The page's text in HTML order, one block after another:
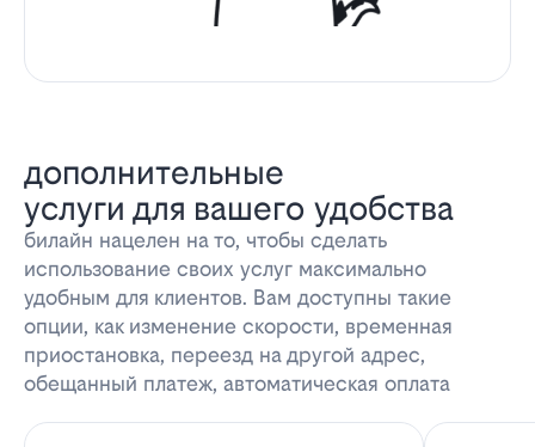
дополнительные
услуги для вашего удобства
билайн нацелен на то, чтобы сделать
использование своих услуг максимально
удобным для клиентов. Вам доступны такие
опции, как изменение скорости, временная
приостановка, переезд на другой адрес,
обещанный платеж, автоматическая оплата